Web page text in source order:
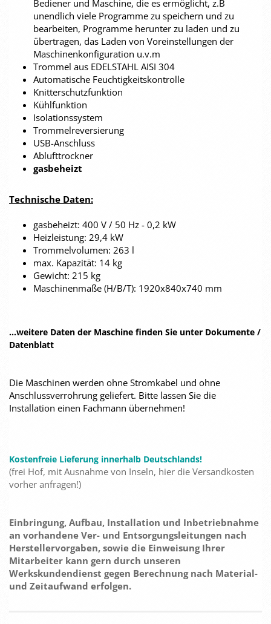
Bediener und Maschine, die es ermöglicht, z.B
unendlich viele Programme zu speichern und zu
bearbeiten, Programme herunter zu laden und zu
übertragen, das Laden von Voreinstellungen der
Maschinenkonfiguration u.v.m
Trommel aus EDELSTAHL AISI 304
Automatische Feuchtigkeitskontrolle
Knitterschutzfunktion
Kühlfunktion
Isolationssystem
Trommelreversierung
USB-Anschluss
Ablufttrockner
gasbeheizt
Technische Daten:
gasbeheizt: 400 V / 50 Hz - 0,2 kW
Heizleistung: 29,4 kW
Trommelvolumen: 263 l
max. Kapazität: 14 kg
Gewicht: 215 kg
Maschinenmaße (H/B/T): 1920x840x740 mm
...weitere Daten der Maschine finden Sie unter Dokumente /
Datenblatt
Die Maschinen werden ohne Stromkabel und ohne
Anschlussverrohrung geliefert. Bitte lassen Sie die
Installation einen Fachmann übernehmen!
Kostenfreie Lieferung innerhalb Deutschlands!
(frei Hof, mit Ausnahme von Inseln, hier die Versandkosten
vorher anfragen!)
Einbringung, Aufbau, Installation und Inbetriebnahme
an vorhandene Ver- und Entsorgungsleitungen nach
Herstellervorgaben, sowie die Einweisung Ihrer
Mitarbeiter kann gern durch unseren
Werkskundendienst gegen Berechnung nach Material-
und Zeitaufwand erfolgen.